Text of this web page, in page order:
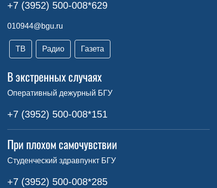
+7 (3952) 500-008*629
010944@bgu.ru
ТВ Радио Газета
В экстренных случаях
Оперативный дежурный БГУ
+7 (3952) 500-008*151
При плохом самочувствии
Студенческий здравпункт БГУ
+7 (3952) 500-008*285